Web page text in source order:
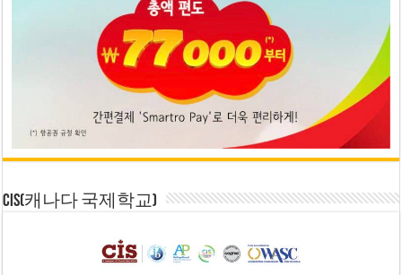
CIS(캐나다 국제학교)